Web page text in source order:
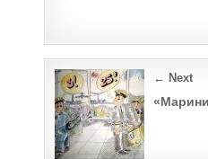
Post
navigation
← Next